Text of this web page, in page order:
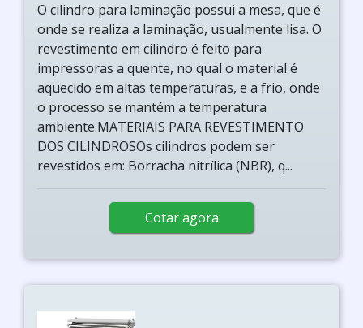
O cilindro para laminação possui a mesa, que é
onde se realiza a laminação, usualmente lisa. O
revestimento em cilindro é feito para
impressoras a quente, no qual o material é
aquecido em altas temperaturas, e a frio, onde
o processo se mantém a temperatura
ambiente.MATERIAIS PARA REVESTIMENTO
DOS CILINDROSOs cilindros podem ser
revestidos em: Borracha nitrílica (NBR), q...
Cotar agora